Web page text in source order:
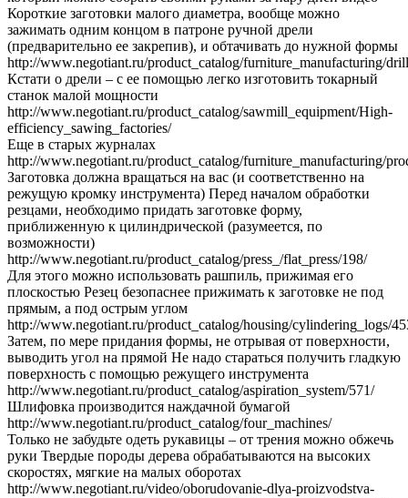
Короткие заготовки малого диаметра, вообще можно
зажимать одним концом в патроне ручной дрели
(предварительно ее закрепив), и обтачивать до нужной формы
http://www.negotiant.ru/product_catalog/furniture_manufacturing/
Кстати о дрели – с ее помощью легко изготовить токарный
станок малой мощности
http://www.negotiant.ru/product_catalog/sawmill_equipment/High-
efficiency_sawing_factories/
Еще в старых журналах
http://www.negotiant.ru/product_catalog/furniture_manufacturing/
Заготовка должна вращаться на вас (и соответственно на
режущую кромку инструмента) Перед началом обработки
резцами, необходимо придать заготовке форму,
приближенную к цилиндрической (разумеется, по
возможности)
http://www.negotiant.ru/product_catalog/press_/flat_press/198/
Для этого можно использовать рашпиль, прижимая его
плоскостью Резец безопаснее прижимать к заготовке не под
прямым, а под острым углом
http://www.negotiant.ru/product_catalog/housing/cylindering_logs/
Затем, по мере придания формы, не отрывая от поверхности,
выводить угол на прямой Не надо стараться получить гладкую
поверхность с помощью режущего инструмента
http://www.negotiant.ru/product_catalog/aspiration_system/571/
Шлифовка производится наждачной бумагой
http://www.negotiant.ru/product_catalog/four_machines/
Только не забудьте одеть рукавицы – от трения можно обжечь
руки Твердые породы дерева обрабатываются на высоких
скоростях, мягкие на малых оборотах
http://www.negotiant.ru/video/oborudovanie-dlya-proizvodstva-